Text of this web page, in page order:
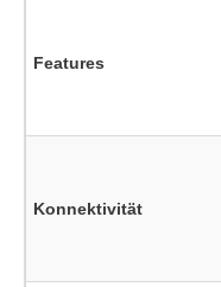
Features
Konnektivität